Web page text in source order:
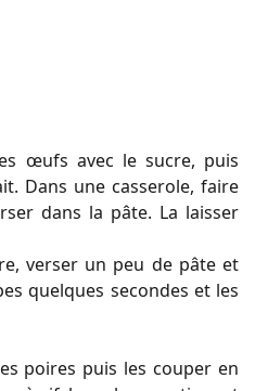
œufs avec le sucre, puis
Dans une casserole, faire
dans la pâte. La laisser
verser un peu de pâte et
quelques secondes et les
poires puis les couper en